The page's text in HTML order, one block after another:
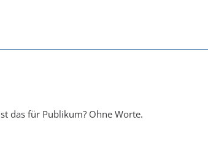
das für Publikum? Ohne Worte.